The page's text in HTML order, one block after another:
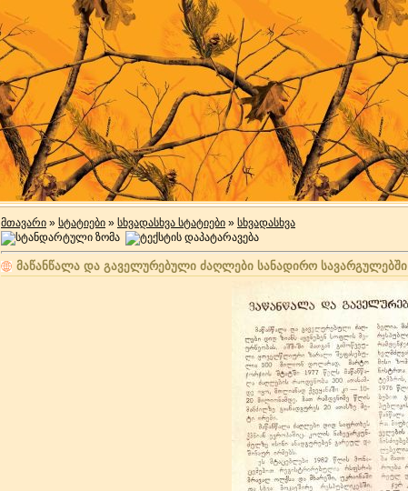
მთავარი » სტატიები » სხვადასხვა სტატიები » სხვადასხვა
მაწანწალა და გაველურებული ძაღლები სანადირო სავარგულებში